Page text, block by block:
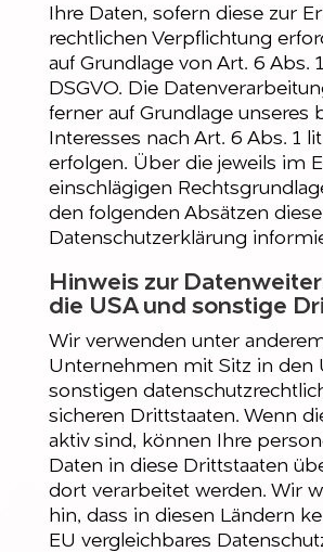
Ihre Daten, sofern diese zur
rechtlichen Verpflichtung
auf Grundlage von Art. 6 Abs.
DSGVO. Die
ferner auf Grundlage unseres
Interesses nach Art. 6 Abs. 1
erfolgen. Über die jeweils im
einschlägigen
den folgenden Absätzen
Datenschutzerklärung
Hinweis zur
die USA und sonstige
Wir verwenden unter
Unternehmen mit Sitz in den
sonstigen
sicheren Drittstaaten. Wenn
aktiv sind, können Ihre
Daten in diese Drittstaaten
dort verarbeitet werden. Wir
hin, dass in diesen Ländern
EU vergleichbares